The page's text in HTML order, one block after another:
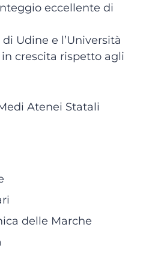
eccellente di
Udine e l’Università
crescita rispetto agli
Atenei Statali
delle Marche